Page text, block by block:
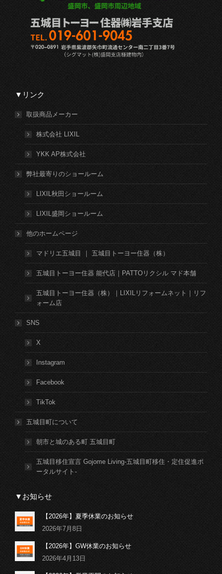
▼リンク
取扱商品メーカー
株式会社 LIXIL
YKK AP株式会社
弊社最寄りのショールーム
LIXIL秋田ショールーム
LIXIL盛岡ショールーム
他のホームページ
マドリエ五城目 ｜ 五城目トーヨー住器（株）
五城目トーヨー住器 能代店｜PATTOリクシル マド本舗
五城目トーヨー住器（株）｜LIXILリフォームネット｜リフ
ォーム店
SNS
X
Instagram
Facebook
TikTok
五城目町について
朝市と城のある町 五城目町
五城目移住宣言 Gojome Living-五城目町移住・定住促進ポ
ータルサイト-
▼お知らせ
【2026年】夏季休業のお知らせ
2026年7月8日
【2026年】GW休業のお知らせ
2026年4月13日